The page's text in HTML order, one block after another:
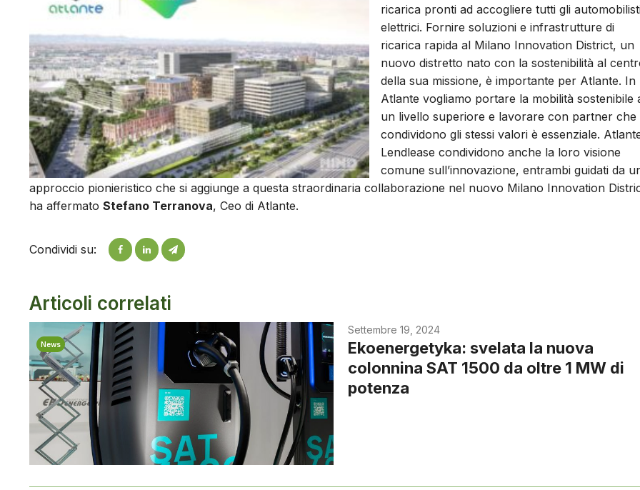
ricarica pronti ad accogliere tutti gli
elettrici. Fornire soluzioni e infrastrutture di
ricarica rapida al Milano Innovation District, un
nuovo distretto nato con la sostenibilità al
della sua missione, è importante per Atlante. In
Atlante vogliamo portare la mobilità sostenibile
un livello superiore e lavorare con partner che
condividono gli stessi valori è essenziale.
Lendlease condividono anche la loro visione
comune sull’innovazione, entrambi guidati da
approccio pionieristico che si aggiunge a questa straordinaria collaborazione nel nuovo Milano Innovation
ha affermato Stefano Terranova, Ceo di Atlante.
Condividi su:
Articoli correlati
News
Settembre 19, 2024
Ekoenergetyka: svelata la nuova
colonnina SAT 1500 da oltre 1 MW di
potenza